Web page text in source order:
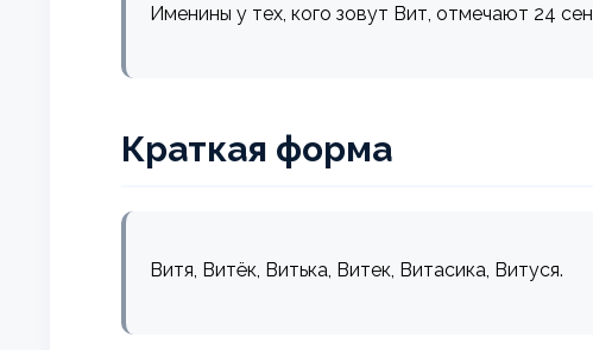
Именины у тех, кого зовут Вит, отмечают 24
Краткая форма
Витя, Витёк, Витька, Витек, Витасика, Витуся.